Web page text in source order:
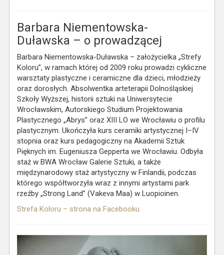
Barbara Niementowska-
Duławska – o prowadzącej
Barbara Niementowska-Duławska – założycielka „Strefy
Koloru”, w ramach której od 2009 roku prowadzi cykliczne
warsztaty plastyczne i ceramiczne dla dzieci, młodzieży
oraz dorosłych. Absolwentka arteterapii Dolnośląskiej
Szkoły Wyższej, historii sztuki na Uniwersytecie
Wrocławskim, Autorskiego Studium Projektowania
Plastycznego „Abrys” oraz XIII LO we Wrocławiu o profilu
plastycznym. Ukończyła kurs ceramiki artystycznej I–IV
stopnia oraz kurs pedagogiczny na Akademii Sztuk
Pięknych im. Eugeniusza Gepperta we Wrocławiu. Odbyła
staż w BWA Wrocław Galerie Sztuki, a także
międzynarodowy staż artystyczny w Finlandii, podczas
którego współtworzyła wraz z innymi artystami park
rzeźby „Strong Land” (Vakeva Maa) w Luopioinen.
Strefa Koloru – strona na Facebooku